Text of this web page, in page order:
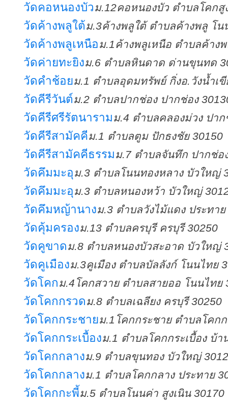
วัดคอหนองบัวม.12คอหนองบัว ตำบลโคกสู
วัดค้างพลูใต้ม.3ค้างพลูใต้ ตำบลค้างพลู โน
วัดค้างพลูเหนือม.1ค้างพลูเหนือ ตำบลค้าง
วัดค่ายทะยิงม.6 ตำบลหินดาด ด่านขุนทด
วัดคำช้อยม.1 ตำบลอุดมทรัพย์ กิ่งอ.วังน้ำเขี
วัดคีรีวันต์ม.2 ตำบลปากช่อง ปากช่อง
วัดคีรีศรีรัตนารามม.4 ตำบลคลองม่วง ปาก
วัดคีรีสามัคคีม.1 ตำบลตูม ปักธงชัย 30150
วัดคีรีสามัคคีธรรมม.7 ตำบลจันทึก ปากช่อ
วัดคึมมะอุม.3 ตำบลโนนทองหลาง บัวใหญ่
วัดคึมมะอุม.3 ตำบลหนองหว้า บัวใหญ่
วัดคึมหญ้านางม.3 ตำบลวังไม้แดง ประทาย
วัดคุ้มครองม.13 ตำบลครบุรี ครบุรี 30250
วัดคูขาดม.8 ตำบลหนองบัวสะอาด บัวใหญ่
วัดคูเมืองม.3คูเมือง ตำบลบัลลังก์ โนนไทย
วัดโคกม.4โคกสวาย ตำบลสายออ โนนไทย
วัดโคกกรวดม.8 ตำบลเฉลียง ครบุรี 30250
วัดโคกกระชายม.1โคกกระชาย ตำบลโคก
วัดโคกกระเบื้องม.1 ตำบลโคกกระเบื้อง บ้า
วัดโคกกลางม.9 ตำบลขุนทอง บัวใหญ่
วัดโคกกลางม.1 ตำบลโคกกลาง ประทาย
วัดโคกกะพี้ม.5 ตำบลโนนค่า สูงเนิน 30170